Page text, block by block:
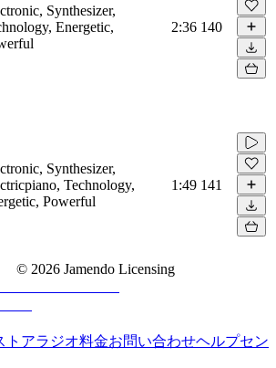
Synthesizer,
Energetic,
2:36 140
Synthesizer,
Technology,
Powerful
1:49 141
© 2026 Jamendo Licensing
トアラジオ料金お問い合わせヘルプセン